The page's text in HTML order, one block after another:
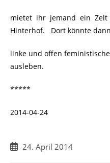
mietet ihr jemand ein Zelt
Hinterhof. Dort könnte
linke und offen
ausleben.
*****
2014-04-24
Beitrag24. April 2014